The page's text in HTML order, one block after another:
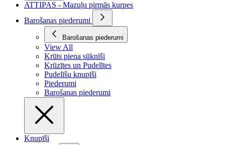
ATTIPAS - Mazuļu pirmās kurpes
Barošanas piederumi
Barošanas piederumi
View All
Krūts piena sūknīši
Krūzītes un Pudelītes
Pudelīšu knupīši
Piederumi
Barošanas piederumi
Knupīši